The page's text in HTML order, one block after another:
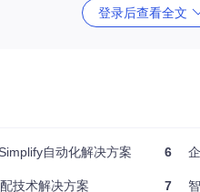
风险降低72%
登录后查看全文
自动化解决方案
技术解决方案
6
7